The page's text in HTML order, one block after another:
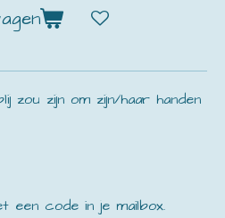
zou zijn om zijn/haar handen
een code in je mailbox.